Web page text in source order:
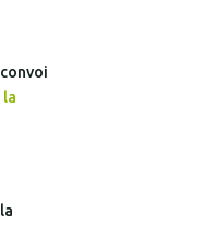
la